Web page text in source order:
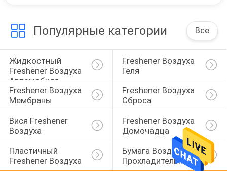
Freshener воздуха
ручки сброса
15
Популярные категории Все
Жидкостный
Freshener Воздуха
Автомобиля
Freshener Воздуха
Геля
Freshener Воздуха
Мембраны
Freshener Воздуха
Сброса
Вися Freshener
Воздуха
Freshener Воздуха
Домочадца
Пластичный
Freshener Воздуха
Бумага Воздуха
Прохладительных